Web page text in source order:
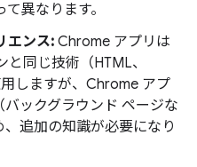
異なります。
エンス: Chrome アプリは
同じ技術（HTML、
しますが、Chrome アプ
ックグラウンド ページな
追加の知識が必要になり